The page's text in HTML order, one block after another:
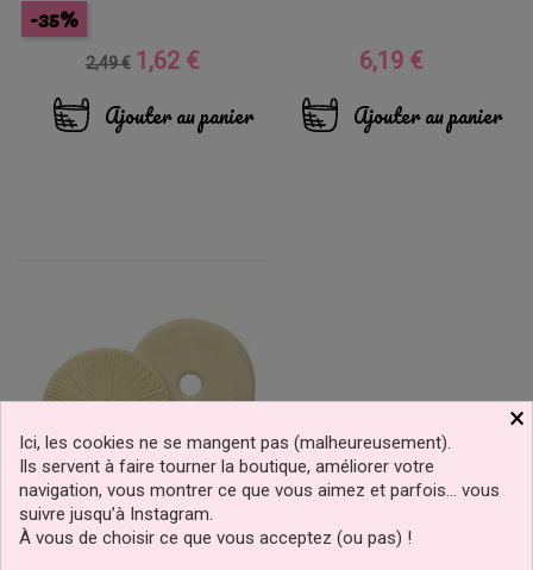
Prix
base
2,49 €
-35%
Prix
1,62 €
Ajouter au panier
Prix
6,19 €
Ajouter au panier
Veines Pour Multi-Fleur
×
Ici, les cookies ne se mangent pas (malheureusement).
Ils servent à faire tourner la boutique, améliorer votre
navigation, vous montrer ce que vous aimez et parfois… vous
suivre jusqu’à Instagram.
À vous de choisir ce que vous acceptez (ou pas) !